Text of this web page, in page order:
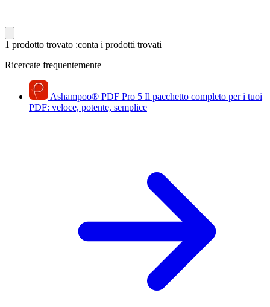
1 prodotto trovato :conta i prodotti trovati
Ricercate frequentemente
Ashampoo® PDF Pro 5 Il pacchetto completo per i tuoi
PDF: veloce, potente, semplice